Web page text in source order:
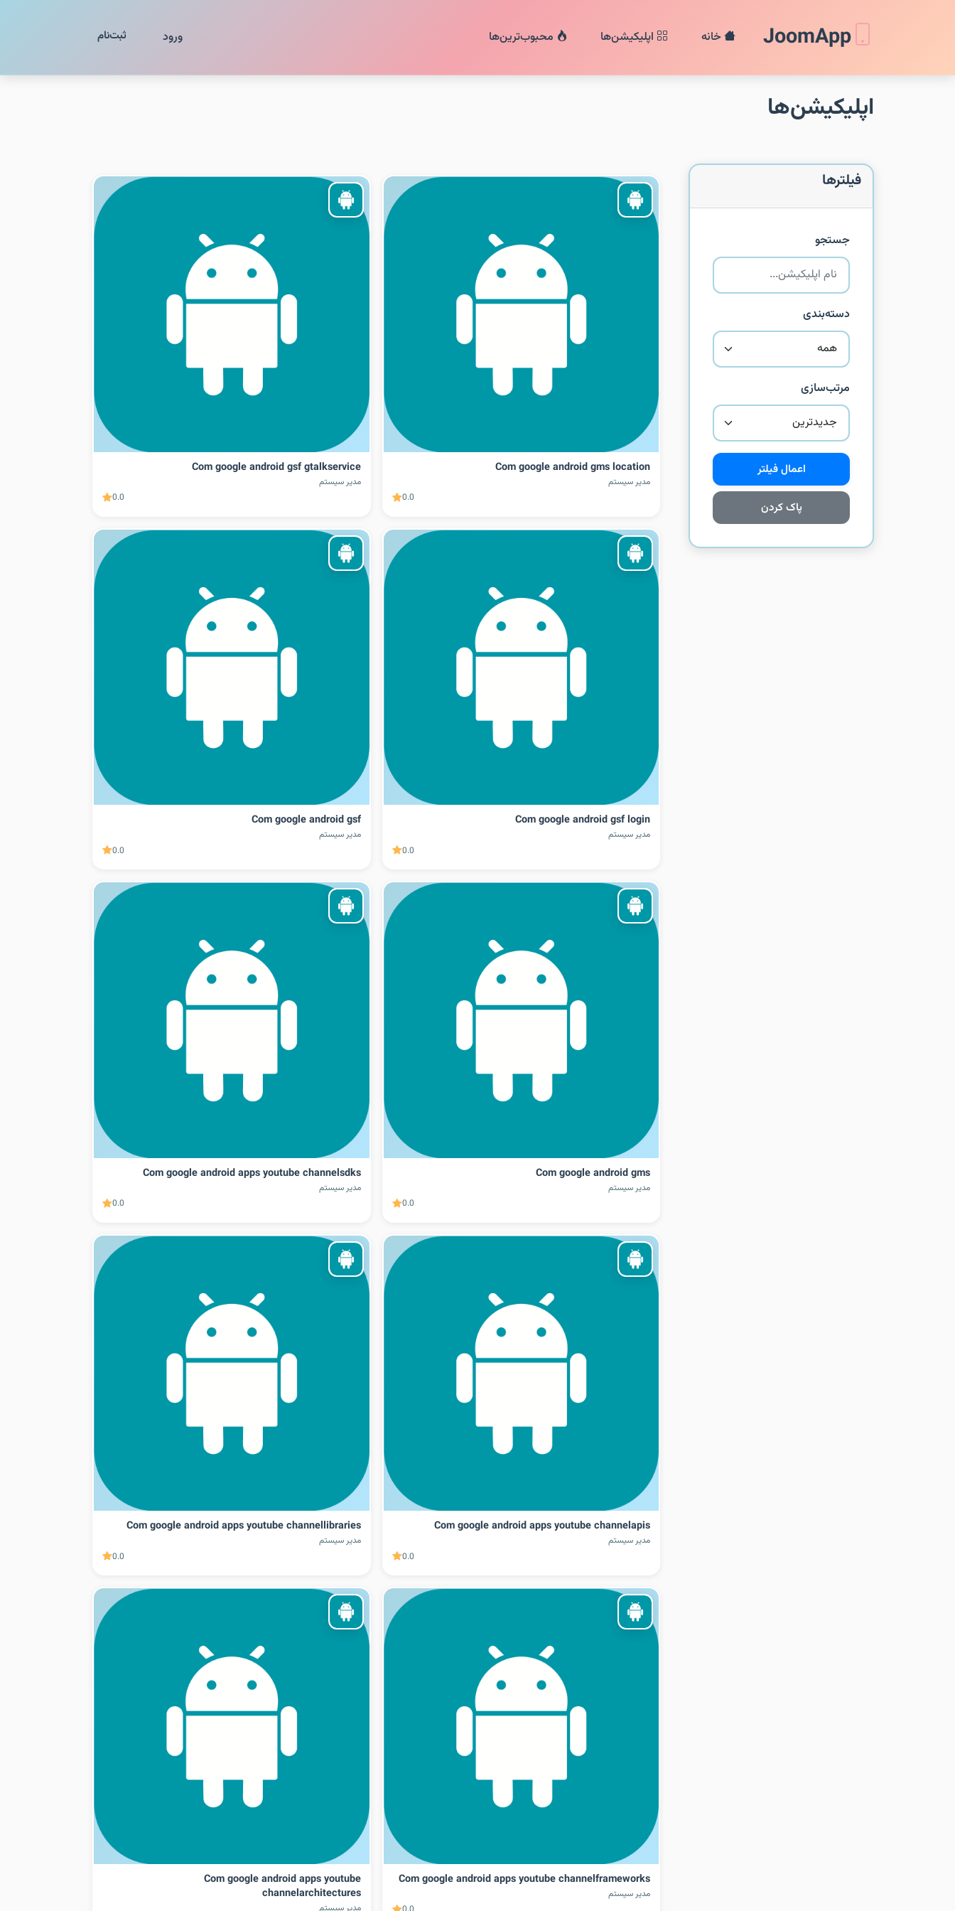
JoomApp خانه اپلیکیشن‌ها محبوب‌ترین‌ها ورود ثبت‌نام
اپلیکیشن‌ها
فیلترها
جستجو
دسته‌بندی
مرتب‌سازی
اعمال فیلتر
پاک کردن
Com google android gms location
مدیر سیستم
0.0
Com google android gsf gtalkservice
مدیر سیستم
0.0
Com google android gsf login
مدیر سیستم
0.0
Com google android gsf
مدیر سیستم
0.0
Com google android gms
مدیر سیستم
0.0
Com google android apps youtube channelsdks
مدیر سیستم
0.0
Com google android apps youtube channelapis
مدیر سیستم
0.0
Com google android apps youtube channellibraries
مدیر سیستم
0.0
Com google android apps youtube channelframeworks
مدیر سیستم
Com google android apps youtube
channelarchitectures
مدیر سیستم